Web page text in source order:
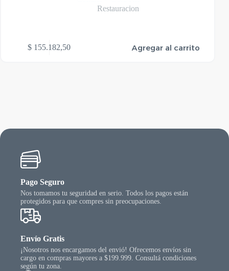
Restauracion
$ 155.182,50 Agregar al carrito
Pago Seguro
Nos tomamos tu seguridad en serio. Todos los pagos están
protegidos para que compres sin preocupaciones.
Envío Gratis
¡Nosotros nos encargamos del envió! Ofrecemos envíos sin
cargo en compras mayores a $199.999. Consultá condiciones
según tu zona.